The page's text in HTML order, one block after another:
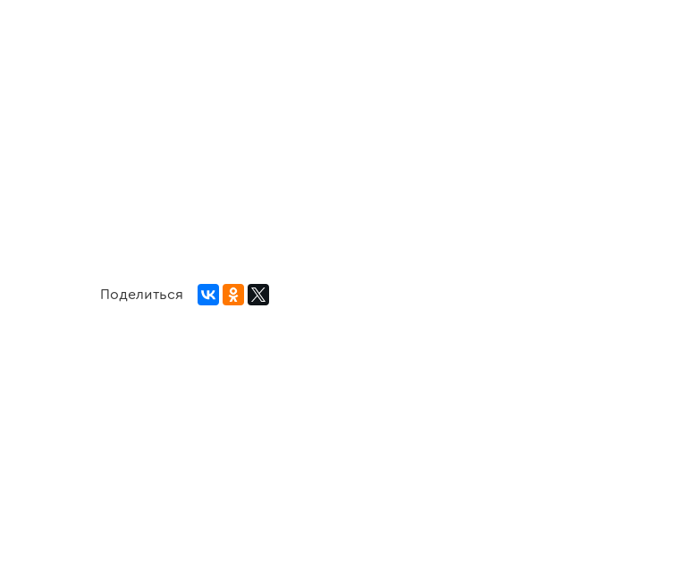
Поделиться